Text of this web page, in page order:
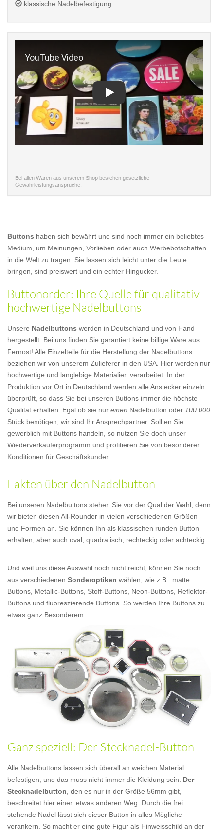
klassische Nadelbefestigung
Bei allen Waren aus unserem Shop bestehen gesetzliche
Gewährleistungsansprüche.
Buttons haben sich bewährt und sind noch immer ein beliebtes
Medium, um Meinungen, Vorlieben oder auch Werbebotschaften
in die Welt zu tragen. Sie lassen sich leicht unter die Leute
bringen, sind preiswert und ein echter Hingucker.
Buttonorder: Ihre Quelle für qualitativ
hochwertige Nadelbuttons
Unsere Nadelbuttons werden in Deutschland und von Hand
hergestellt. Bei uns finden Sie garantiert keine billige Ware aus
Fernost! Alle Einzelteile für die Herstellung der Nadelbuttons
beziehen wir von unserem Zulieferer in den USA. Hier werden nur
hochwertige und langlebige Materialien verarbeitet. In der
Produktion vor Ort in Deutschland werden alle Anstecker einzeln
überprüft, so dass Sie bei unseren Buttons immer die höchste
Qualität erhalten. Egal ob sie nur einen Nadelbutton oder 100.000
Stück benötigen, wir sind Ihr Ansprechpartner. Sollten Sie
gewerblich mit Buttons handeln, so nutzen Sie doch unser
Wiederverkäuferprogramm und profitieren Sie von besonderen
Konditionen für Geschäftskunden.
Fakten über den Nadelbutton
Bei unseren Nadelbuttons stehen Sie vor der Qual der Wahl, denn
wir bieten diesen All-Rounder in vielen verschiedenen Größen
und Formen an. Sie können Ihn als klassischen runden Button
erhalten, aber auch oval, quadratisch, rechteckig oder achteckig.
Und weil uns diese Auswahl noch nicht reicht, können Sie noch
aus verschiedenen Sonderoptiken wählen, wie z.B.: matte
Buttons, Metallic-Buttons, Stoff-Buttons, Neon-Buttons, Reflektor-
Buttons und fluoreszierende Buttons. So werden Ihre Buttons zu
etwas ganz Besonderem.
Ganz speziell: Der Stecknadel-Button
Alle Nadelbuttons lassen sich überall an weichen Material
befestigen, und das muss nicht immer die Kleidung sein. Der
Stecknadelbutton , den es nur in der Größe 56mm gibt,
beschreitet hier einen etwas anderen Weg. Durch die frei
stehende Nadel lässt sich dieser Button in alles Mögliche
verankern. So macht er eine gute Figur als Hinweisschild an der